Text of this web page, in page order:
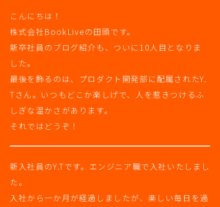
こんにちは！
株式会社BookLiveの田頭です。
新卒社員のブログ紹介も、ついに10人目となりま
した。
最後を飾るのは、プロダクト開発部に配属されたY.
Tさん。いつもどこか楽しげで、人を惹きつけるふ
しぎな温かさがあります。
それではどうぞ！
新入社員のY.Tです。エンジニア職で入社いたしまし
た。
入社から一か月が経過しましたが、楽しい毎日を過